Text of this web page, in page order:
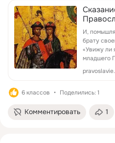
И,
брату
«Увижу ли
младшего
И решил в
твоя,
6 классов Поделились: 1
Комментировать 1